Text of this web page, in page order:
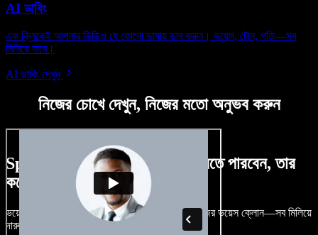
AI ডাবিং
এক ক্লিকেই আপনার ভিডিও যে কোনো ভাষায় ডাব করুন। ভয়েস, টোন, গতি—সব
মিলিয়ে যাবে।
AI ডাবিং দেখুন
নিজের চোখে দেখুন, নিজের মতো অনুভব করুন
Speechify Studio দিয়ে কী কী করতে পারবেন, তার
কয়েকটা উদাহরণ দেখুন
ভয়েসওভার, রয়্যালটি-ফ্রি ছবি, অডিও, ভিডিও যোগ, নিজের ভয়েস ক্লোন—সব মিলিয়ে
দারুণ মনে রাখার মতো অডিও-ভিডিও প্রজেক্ট বানান।